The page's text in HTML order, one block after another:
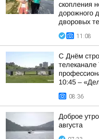
скопления
дорожного
дворовых
11:08
С Днём
10:45 –
08:36
Доброе
августа